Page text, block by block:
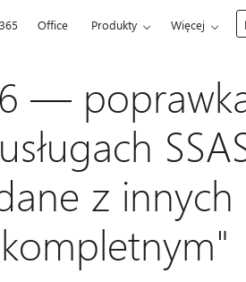
Office Produkty Więcej
—
z